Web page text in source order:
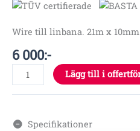
Wire till linbana. 21m x 10mm
6 000:-
Lägg till i
Specifikationer